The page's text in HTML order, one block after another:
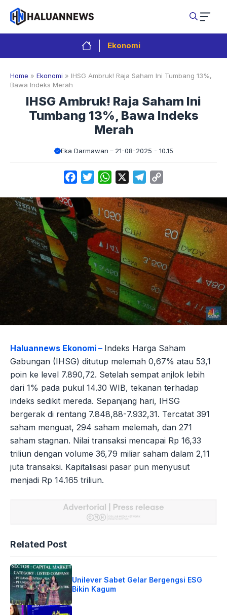
Langsung
isi
Ekonomi
Home » Ekonomi » IHSG Ambruk! Raja Saham Ini Tumbang 13%,
Bawa Indeks Merah
IHSG Ambruk! Raja Saham Ini
Tumbang 13%, Bawa Indeks
Merah
Eka Darmawan 21-08-2025 - 10.15
FacebookTwitterWhatsApp Telegram
Haluannews Ekonomi – Indeks Harga Saham
Gabungan (IHSG) ditutup melemah 0,67% atau 53,1
poin ke level 7.890,72. Setelah sempat anjlok lebih
dari 1% pada pukul 14.30 WIB, tekanan terhadap
indeks sedikit mereda. Sepanjang hari, IHSG
bergerak di rentang 7.848,88-7.932,31. Tercatat 391
saham menguat, 294 saham melemah, dan 271
saham stagnan. Nilai transaksi mencapai Rp 16,33
triliun dengan volume 36,79 miliar saham dalam 2,11
juta transaksi. Kapitalisasi pasar pun menyusut
menjadi Rp 14.165 triliun.
Related Post
Unilever Sabet Gelar Bergengsi ESG
Bikin Kagum